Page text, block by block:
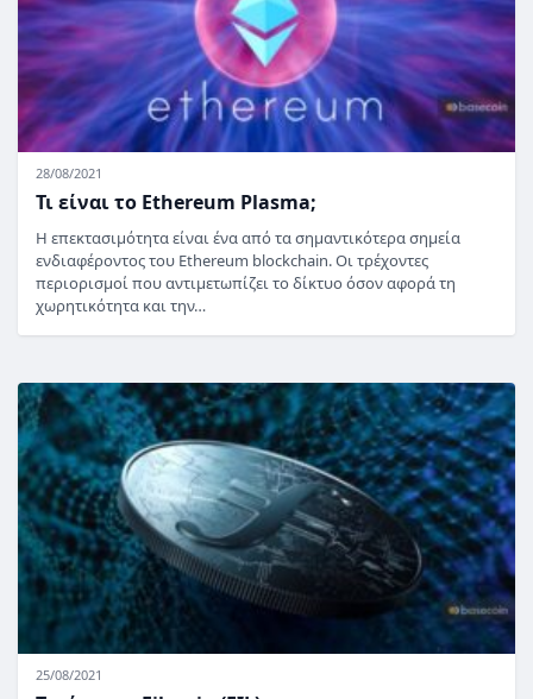
28/08/2021
Τι είναι το Ethereum Plasma;
Η επεκτασιμότητα είναι ένα από τα σημαντικότερα σημεία
ενδιαφέροντος του Ethereum blockchain. Οι τρέχοντες
περιορισμοί που αντιμετωπίζει το δίκτυο όσον αφορά τη
χωρητικότητα και την…
25/08/2021